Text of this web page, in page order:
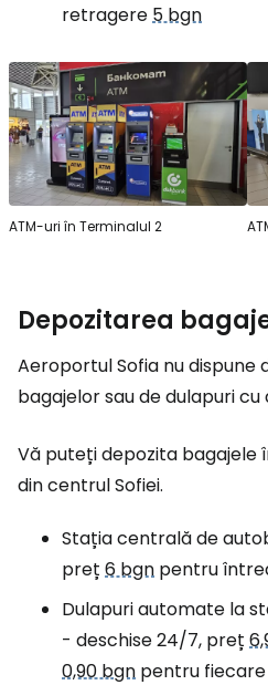
retragere5 bgn
ATM-uri în Terminalul 2
Depozitarea
Aeroportul Sofia nu dispune
bagajelor sau de dulapuri cu
Vă puteți depozita bagajele
din centrul Sofiei.
Stația centrală de
preț 6 bgn pentru
Dulapuri automate la
- deschise 24/7, preț
0,90 bgn pentru